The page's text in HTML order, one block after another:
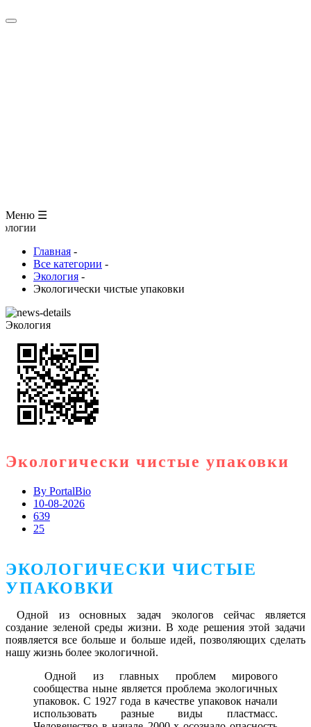
Меню ☰
Главная -
Все категории -
Экология -
Экологически чистые упаковки
Экология
Экологически чистые упаковки
By PortalBio
10-08-2026
639
25
ЭКОЛОГИЧЕСКИ ЧИСТЫЕ
УПАКОВКИ
Одной из основных задач экологов сейчас является
создание зеленой среды жизни. В ходе решения этой задачи
появляется все больше и больше идей, позволяющих сделать
нашу жизнь более экологичной.
Одной из главных проблем мирового
сообщества ныне является проблема экологичных
упаковок. С 1927 года в качестве упаковок начали
использовать разные виды пластмасс.